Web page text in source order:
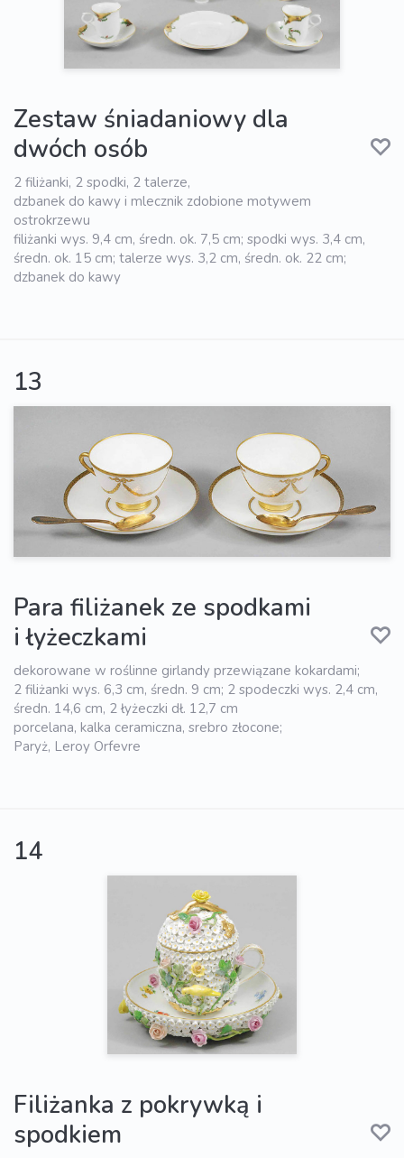
Zestaw śniadaniowy dla
dwóch osób
2 filiżanki, 2 spodki, 2 talerze,
dzbanek do kawy i mlecznik zdobione motywem
ostrokrzewu
filiżanki wys. 9,4 cm, średn. ok. 7,5 cm; spodki wys. 3,4 cm,
średn. ok. 15 cm; talerze wys. 3,2 cm, średn. ok. 22 cm;
dzbanek do kawy
13
Para filiżanek ze spodkami
i łyżeczkami
dekorowane w roślinne girlandy przewiązane kokardami;
2 filiżanki wys. 6,3 cm, średn. 9 cm; 2 spodeczki wys. 2,4 cm,
średn. 14,6 cm, 2 łyżeczki dł. 12,7 cm
porcelana, kalka ceramiczna, srebro złocone;
Paryż, Leroy Orfevre
14
Filiżanka z pokrywką i
spodkiem